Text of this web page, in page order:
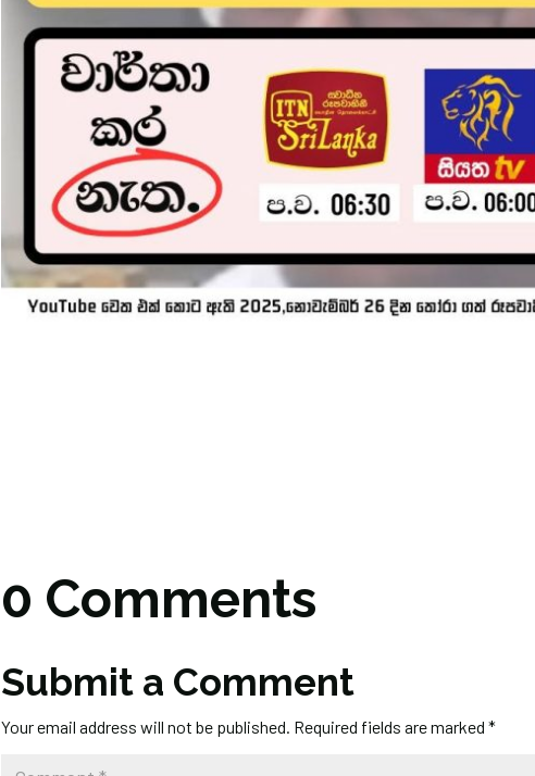
0 Comments
Submit a Comment
Your email address will not be published. Required fields are marked *